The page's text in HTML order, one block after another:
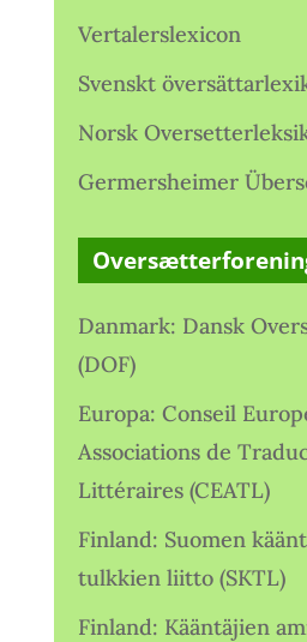
Vertalerslexicon
Svenskt
Norsk
Germersheimer
Danmark: Dansk
(DOF)
Europa: Conseil
Associations de
Littéraires (CEATL)
Finland: Suomen
tulkkien liitto (SKTL)
Finland: Kääntäjien